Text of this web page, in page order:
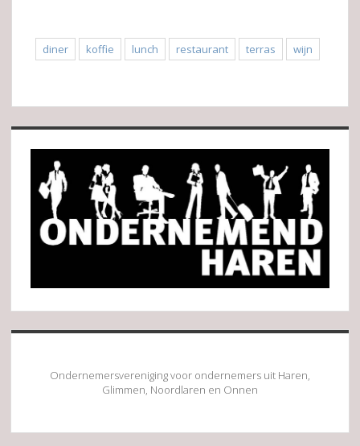
diner koffie lunch restaurant terras wijn
Sidebar
Ondernemersvereniging voor ondernemers uit Haren,
Glimmen, Noordlaren en Onnen